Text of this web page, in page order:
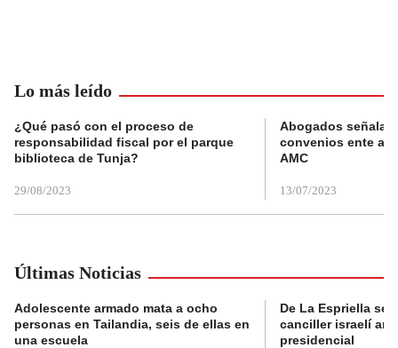
Lo más leído
¿Qué pasó con el proceso de
responsabilidad fiscal por el parque
biblioteca de Tunja?
29/08/2023
Abogados
convenios ente
AMC
13/07/2023
Últimas Noticias
Adolescente armado mata a ocho
personas en Tailandia, seis de ellas en
una escuela
De La Espriella se
canciller israelí
presidencial